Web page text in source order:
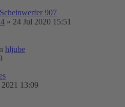
907
» 24 Jul 2020 15:51
hljube
2021 13:09